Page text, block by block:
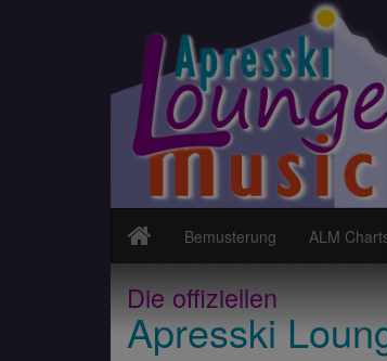
Bemusterung ALM
Die offiziellen
Apresski